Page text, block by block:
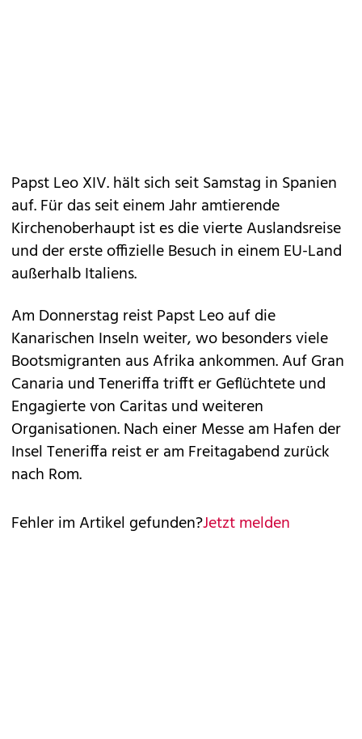
Papst Leo XIV. hält sich seit Samstag in Spanien
auf. Für das seit einem Jahr amtierende
Kirchenoberhaupt ist es die vierte Auslandsreise
und der erste offizielle Besuch in einem EU-Land
außerhalb Italiens.
Am Donnerstag reist Papst Leo auf die
Kanarischen Inseln weiter, wo besonders viele
Bootsmigranten aus Afrika ankommen. Auf Gran
Canaria und Teneriffa trifft er Geflüchtete und
Engagierte von Caritas und weiteren
Organisationen. Nach einer Messe am Hafen der
Insel Teneriffa reist er am Freitagabend zurück
nach Rom.
Fehler im Artikel gefunden?Jetzt melden